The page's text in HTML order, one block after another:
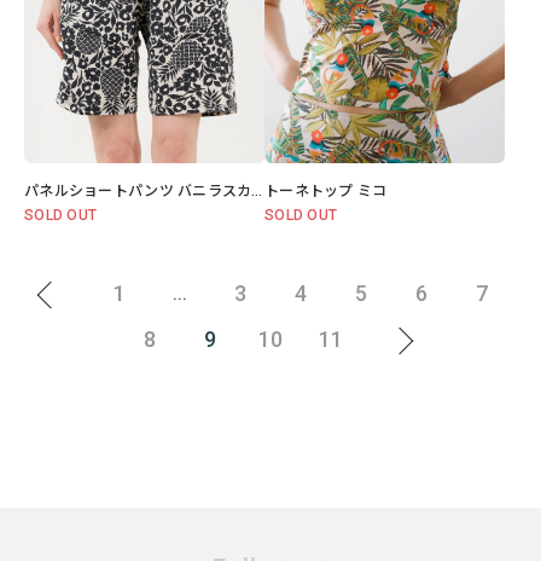
パネルショートパンツ バニラスカイ
SOLD OUT
トーネトップ ミコ
SOLD OUT
1 ... 3 4 5 6
7
8
9 10 11